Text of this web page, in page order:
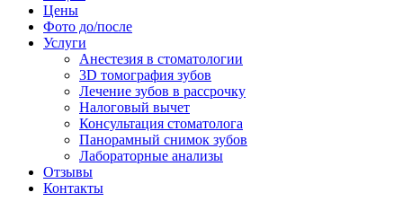
Цены
Фото до/после
Услуги
Анестезия в стоматологии
3D томография зубов
Лечение зубов в рассрочку
Налоговый вычет
Консультация стоматолога
Панорамный снимок зубов
Лабораторные анализы
Отзывы
Контакты